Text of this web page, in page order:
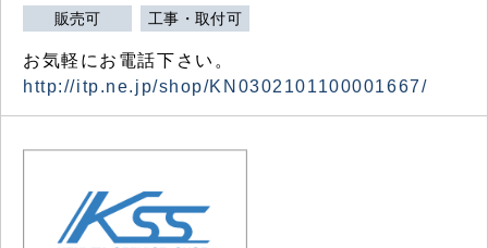
販売可 工事・取付可
お気軽にお電話下さい。
http://itp.ne.jp/shop/KN0302101100001667/